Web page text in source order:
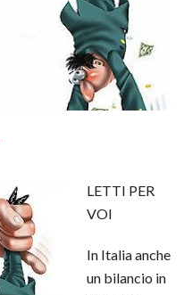
LETTI PER
VOI
In Italia anche
un bilancio in